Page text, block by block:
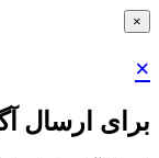
×
×
برای ارسال